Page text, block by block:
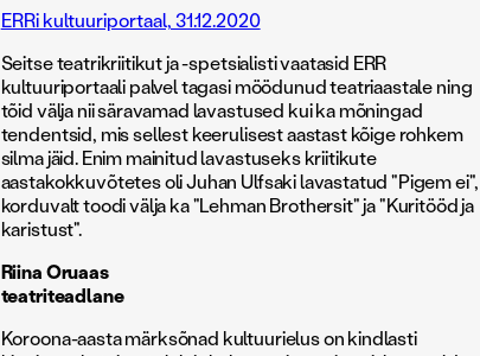
ERRi kultuuriportaal, 31.12.2020
Seitse teatrikriitikut ja -spetsialisti vaatasid ERR
kultuuriportaali palvel tagasi möödunud teatriaastale ning
tõid välja nii säravamad lavastused kui ka mõningad
tendentsid, mis sellest keerulisest aastast kõige rohkem
silma jäid. Enim mainitud lavastuseks kriitikute
aastakokkuvõtetes oli Juhan Ulfsaki lavastatud "Pigem ei",
korduvalt toodi välja ka "Lehman Brothersit" ja "Kuritööd ja
karistust".
Riina Oruaas
teatriteadlane
Koroona-aasta märksõnad kultuurielus on kindlasti